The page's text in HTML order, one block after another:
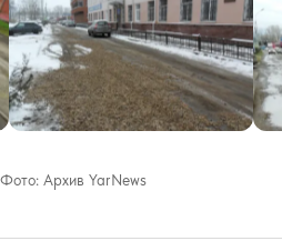
Фото: Архив YarNews